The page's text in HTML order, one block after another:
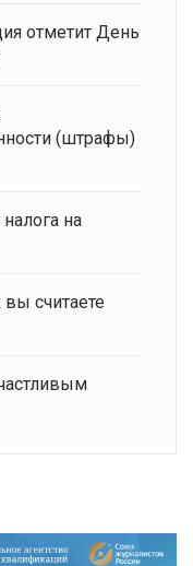
отметит День
(штрафы)
на
считаете